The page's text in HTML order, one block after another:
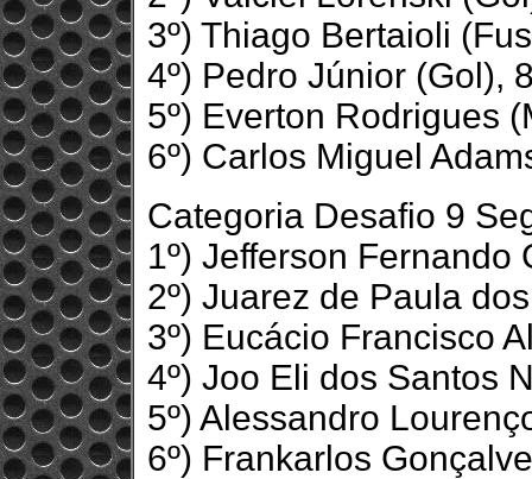
3º) Thiago Bertaioli
4º) Pedro Júnior (Gol),
5º) Everton Rodrigues
6º) Carlos Miguel
Categoria Desafio 9
1º) Jefferson
2º) Juarez de Paula
3º) Eucácio Francisco
4º) Joo Eli dos Santos
5º) Alessandro
6º) Frankarlos